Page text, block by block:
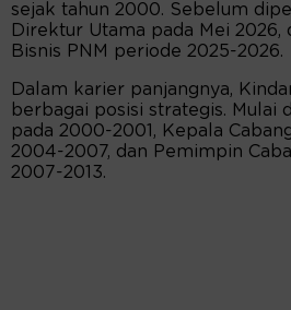
sejak tahun 2000. Sebelum
Direktur Utama pada Mei
Bisnis PNM periode 2025-2026.
Dalam karier panjangnya,
berbagai posisi strategis. Mulai
pada 2000-2001, Kepala
2004-2007, dan Pemimpin
2007-2013.